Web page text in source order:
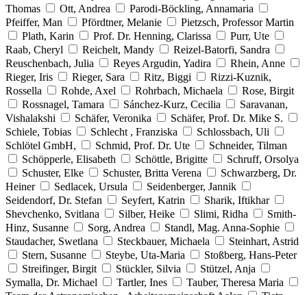
Thomas
Ott, Andrea
Parodi-Böckling, Annamaria
Pfeiffer, Man
Pfördtner, Melanie
Pietzsch, Professor Martin
Plath, Karin
Prof. Dr. Henning, Clarissa
Purr, Ute
Raab, Cheryl
Reichelt, Mandy
Reizel-Batorfi, Sandra
Reuschenbach, Julia
Reyes Argudin, Yadira
Rhein, Anne
Rieger, Iris
Rieger, Sara Ritz, Biggi
Rizzi-Kuznik,
Rossella
Rohde, Axel Rohrbach, Michaela
Rose, Birgit
Rossnagel, Tamara
Sánchez-Kurz, Cecilia
Saravanan,
Vishalakshi
Schäfer, Veronika
Schäfer, Prof. Dr. Mike S.
Schiele, Tobias
Schlecht , Franziska
Schlossbach, Uli
Schlötel GmbH,
Schmid, Prof. Dr. Ute
Schneider, Tilman
Schöpperle, Elisabeth
Schöttle, Brigitte
Schruff, Orsolya
Schuster, Elke
Schuster, Britta Verena
Schwarzberg, Dr.
Heiner
Sedlacek, Ursula
Seidenberger, Jannik
Seidendorf, Dr. Stefan
Seyfert, Katrin
Sharik, Iftikhar
Shevchenko, Svitlana
Silber, Heike Slimi, Ridha
Smith-
Hinz, Susanne
Sorg, Andrea
Standl, Mag. Anna-Sophie
Staudacher, Swetlana
Steckbauer, Michaela
Steinhart, Astrid
Stern, Susanne
Steybe, Uta-Maria
Stoßberg, Hans-Peter
Streifinger, Birgit
Stückler, Silvia
Stützel, Anja
Symalla, Dr. Michael
Tartler, Ines
Tauber, Theresa Maria